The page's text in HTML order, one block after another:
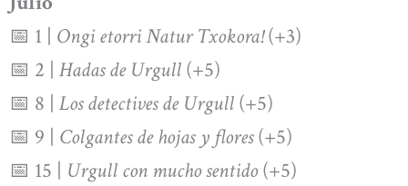
📅 1 | Ongi etorri Natur Txokora!(+3)
📅 2 | Hadas de Urgull (+5)
📅 8 | Los detectives de Urgull (+5)
📅 9 | Colgantes de hojas y flores(+5)
📅 15 | Urgull con mucho sentido(+5)